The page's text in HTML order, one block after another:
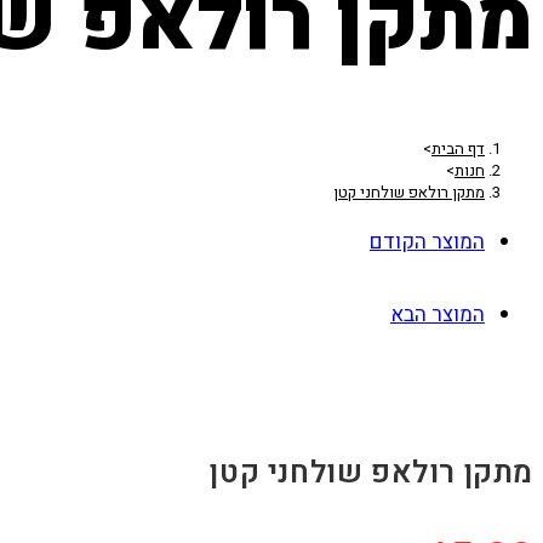
דף הבית>
חנות>
מתקן רולאפ שולחני קטן
המוצר הקודם
המוצר הבא
מתקן רולאפ שולחני קטן